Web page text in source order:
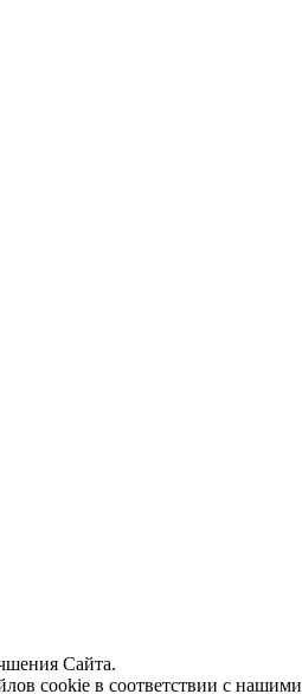
Сайта.
cookie в соответствии с нашими